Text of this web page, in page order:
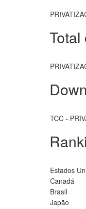
TCC -
Estados
Canadá
Brasil
Japão